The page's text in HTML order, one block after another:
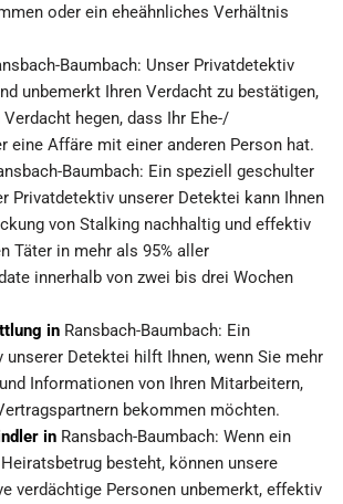
oder ein eheähnliches Verhältnis
Baumbach: Unser Privatdetektiv
unbemerkt Ihren Verdacht zu bestätigen,
hegen, dass Ihr Ehe-/
eine Affäre mit einer anderen Person hat.
Baumbach: Ein speziell geschulter
Privatdetektiv unserer Detektei kann Ihnen
von Stalking nachhaltig und effektiv
Täter in mehr als 95% aller
innerhalb von zwei bis drei Wochen
in Ransbach-Baumbach: Ein
unserer Detektei hilft Ihnen, wenn Sie mehr
Informationen von Ihren Mitarbeitern,
bekommen möchten.
in Ransbach-Baumbach: Wenn ein
besteht, können unsere
verdächtige Personen unbemerkt, effektiv